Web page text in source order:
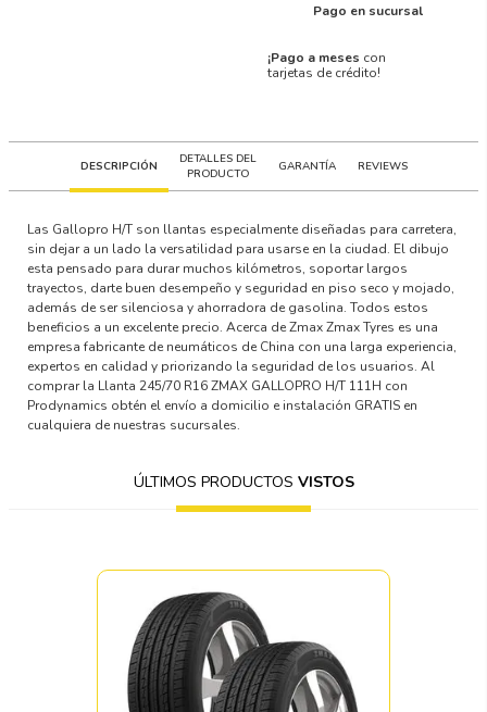
Pago en sucursal
¡Pago a meses con
tarjetas de crédito!
DESCRIPCIÓN
DETALLES DEL
PRODUCTO
GARANTÍA REVIEWS
Las Gallopro H/T son llantas especialmente diseñadas para carretera,
sin dejar a un lado la versatilidad para usarse en la ciudad. El dibujo
esta pensado para durar muchos kilómetros, soportar largos
trayectos, darte buen desempeño y seguridad en piso seco y mojado,
además de ser silenciosa y ahorradora de gasolina. Todos estos
beneficios a un excelente precio. Acerca de Zmax Zmax Tyres es una
empresa fabricante de neumáticos de China con una larga experiencia,
expertos en calidad y priorizando la seguridad de los usuarios. Al
comprar la Llanta 245/70 R16 ZMAX GALLOPRO H/T 111H con
Prodynamics obtén el envío a domicilio e instalación GRATIS en
cualquiera de nuestras sucursales.
ÚLTIMOS PRODUCTOS VISTOS